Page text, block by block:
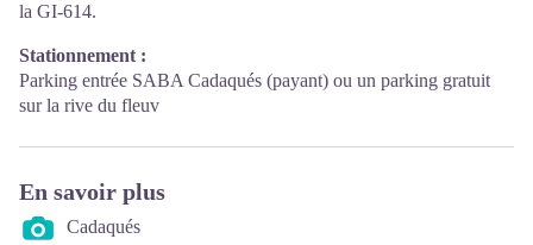
la GI-614.
Stationnement :
Parking entrée SABA Cadaqués (payant) ou un parking gratuit
sur la rive du fleuv
En savoir plus
Cadaqués